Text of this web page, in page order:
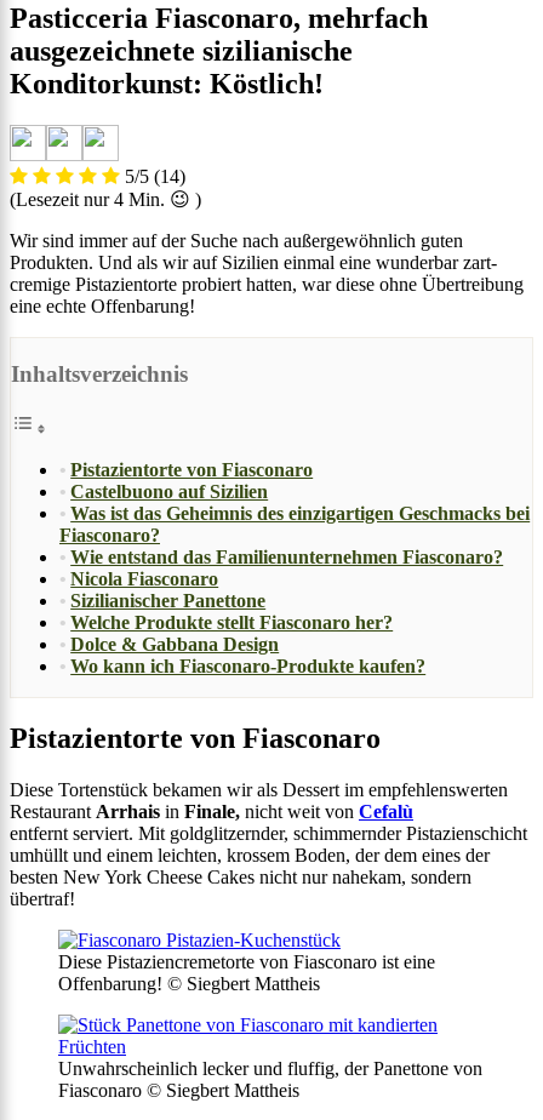
Pasticceria Fiasconaro, mehrfach
ausgezeichnete sizilianische
Konditorkunst: Köstlich!
5/5 (14)
(Lesezeit nur 4 Min. 😉 )
Wir sind immer auf der Suche nach außergewöhnlich guten
Produkten. Und als wir auf Sizilien einmal eine wunderbar zart-
cremige Pistazientorte probiert hatten, war diese ohne Übertreibung
eine echte Offenbarung!
Inhaltsverzeichnis
Pistazientorte von Fiasconaro
Castelbuono auf Sizilien
Was ist das Geheimnis des einzigartigen Geschmacks bei
Fiasconaro?
Wie entstand das Familienunternehmen Fiasconaro?
Nicola Fiasconaro
Sizilianischer Panettone
Welche Produkte stellt Fiasconaro her?
Dolce & Gabbana Design
Wo kann ich Fiasconaro-Produkte kaufen?
Pistazientorte von Fiasconaro
Diese Tortenstück bekamen wir als Dessert im empfehlenswerten
Restaurant Arrhais in Finale, nicht weit von Cefalù
entfernt serviert. Mit goldglitzernder, schimmernder Pistazienschicht
umhüllt und einem leichten, krossem Boden, der dem eines der
besten New York Cheese Cakes nicht nur nahekam, sondern
übertraf!
Diese Pistaziencremetorte von Fiasconaro ist eine
Offenbarung! © Siegbert Mattheis
Unwahrscheinlich lecker und fluffig, der Panettone von
Fiasconaro © Siegbert Mattheis